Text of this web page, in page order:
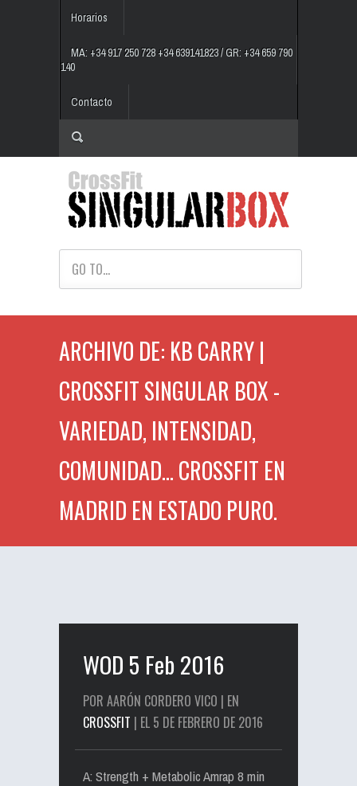
Horarios
MA: +34 917 250 728 +34 639141823 / GR: +34 659 790
140
Contacto
GO TO...
ARCHIVO DE: KB CARRY |
CROSSFIT SINGULAR BOX -
VARIEDAD, INTENSIDAD,
COMUNIDAD... CROSSFIT EN
MADRID EN ESTADO PURO.
WOD 5 Feb 2016
POR AARÓN CORDERO VICO | EN
CROSSFIT | EL 5 DE FEBRERO DE 2016
A: Strength + Metabolic Amrap 8 min